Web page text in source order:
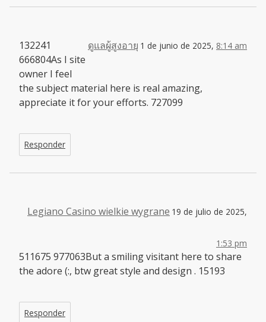
ดูแลผู้สูงอายุ 1 de junio de 2025, 8:14 am
132241
666804As I site
owner I feel
the subject material here is real amazing,
appreciate it for your efforts. 727099
Responder
Legiano Casino wielkie wygrane 19 de julio de 2025,
1:53 pm
511675 977063But a smiling visitant here to share
the adore (:, btw great style and design . 15193
Responder